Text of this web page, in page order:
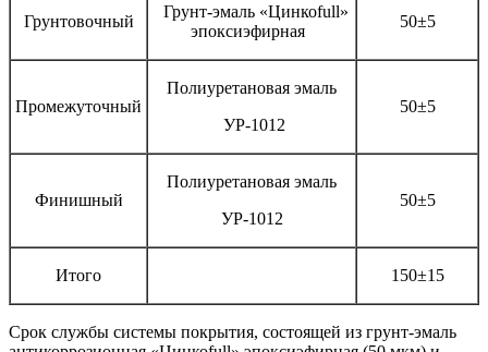
Грунтовочный
Грунт-эмаль «Цинкоfull»
эпоксиэфирная
50±5
Промежуточный
Полиуретановая эмаль
УР-1012
50±5
Финишный
Полиуретановая эмаль
УР-1012
50±5
Итого 150±15
Срок службы системы покрытия, состоящей из грунт-эмаль